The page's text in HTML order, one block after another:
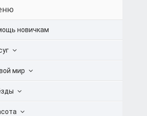
новичкам
мир